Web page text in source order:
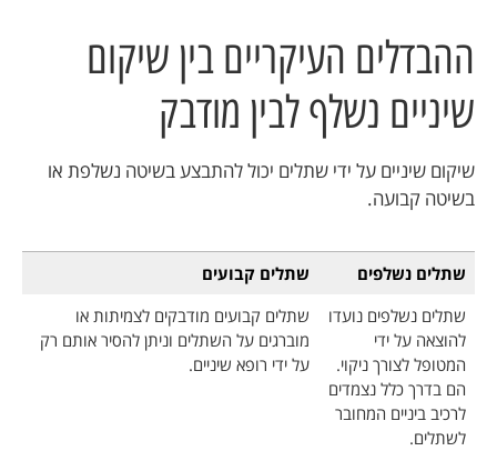
ההבדלים העיקריים בין שיקום
שיניים נשלף לבין מודבק
שיקום שיניים על ידי שתלים יכול להתבצע בשיטה נשלפת או
בשיטה קבועה.
שתלים נשלפים
שתלים קבועים
שתלים נשלפים נועדו
להוצאה על ידי
המטופל לצורך ניקוי.
הם בדרך כלל נצמדים
לרכיב ביניים המחובר
לשתלים.
שתלים קבועים מודבקים לצמיתות או
מוברגים על השתלים וניתן להסיר אותם רק
על ידי רופא שיניים.